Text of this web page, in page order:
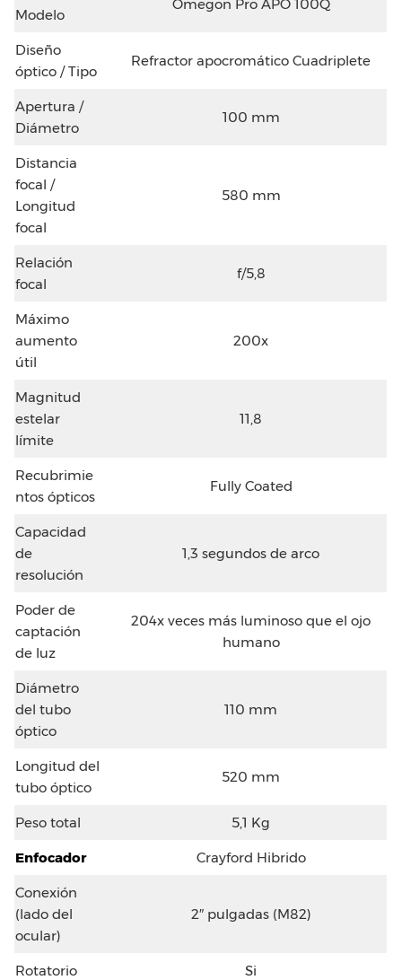
Modelo
Omegon Pro APO 100Q
Diseño
óptico / Tipo
Refractor apocromático Cuadriplete
Apertura /
Diámetro
100 mm
Distancia
focal /
Longitud
focal
580 mm
Relación
focal
f/5,8
Máximo
aumento
útil
200x
Magnitud
estelar
límite
11,8
Recubrimie
ntos ópticos
Fully Coated
Capacidad
de
resolución
1,3 segundos de arco
Poder de
captación
de luz
204x veces más luminoso que el ojo
humano
Diámetro
del tubo
óptico
110 mm
Longitud del
tubo óptico
520 mm
Peso total 5,1 Kg
Enfocador Crayford Hibrido
Conexión
(lado del
ocular)
2″ pulgadas (M82)
Rotatorio Si